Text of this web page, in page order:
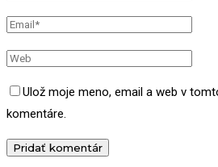
Ulož moje meno, email a web v
komentáre.